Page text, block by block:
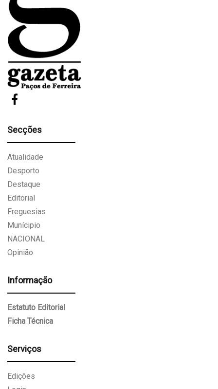
Secções
Atualidade
Desporto
Destaque
Editorial
Freguesias
Munícipio
NACIONAL
Opinião
Informação
Estatuto Editorial
Ficha Técnica
Serviços
Edições